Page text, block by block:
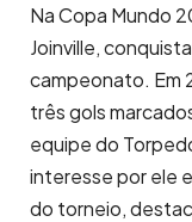
Na Copa Mundo
Joinville,
campeonato. Em
três gols
equipe do
interesse por ele
do torneio,